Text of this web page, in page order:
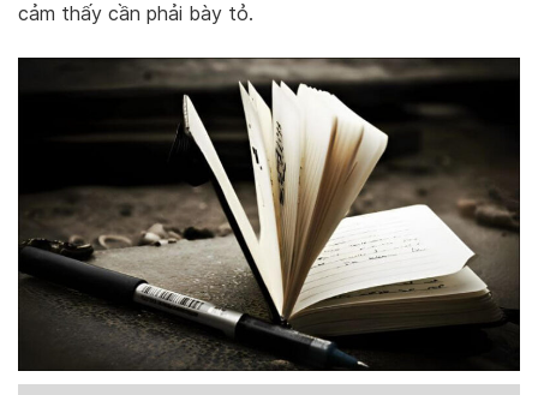
cảm thấy cần phải bày tỏ.